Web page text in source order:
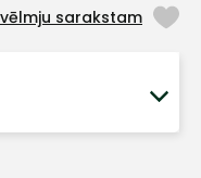
sarakstam